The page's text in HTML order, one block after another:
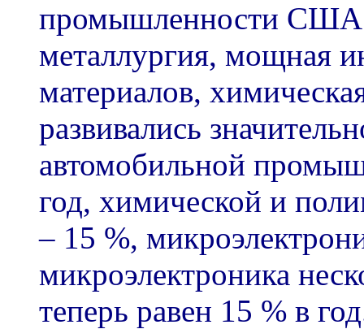
промышленности США
металлургия, мощная
материалов,
развивались
автомобильной
год, химической и
– 15 %,
микроэлектроника
теперь равен 15 % в